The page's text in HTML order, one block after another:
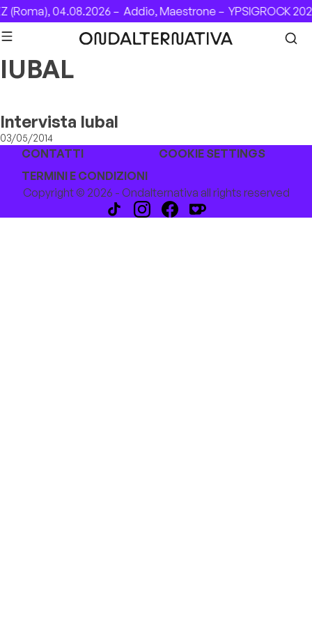
Skip to content
(Roma), 04.08.2026 – Addio, Maestrone – YPSIGROCK
IUBAL
Intervista Iubal
03/05/2014
CONTATTI
COOKIE SETTINGS
TERMINI E CONDIZIONI
Copyright © 2026 - Ondalternativa all rights reserved